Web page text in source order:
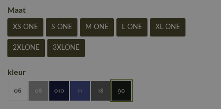
Maat
XS ONE S ONE M ONE L ONE XL ONE
2XLONE 3XLONE
kleur